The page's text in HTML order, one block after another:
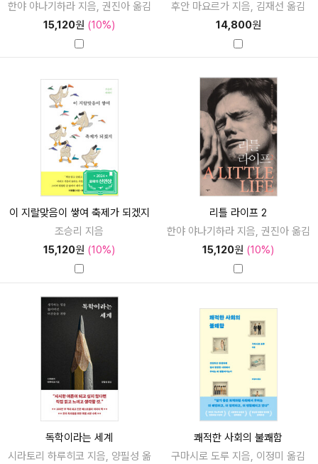
한야 야나기하라 지음, 권진아 옮김
15,120원 (10%)
후안 마요르가 지음, 김재선 옮김
14,800원
이 지랄맞음이 쌓여 축제가 되겠지
조승리 지음
15,120원 (10%)
리틀 라이프 2
한야 야나기하라 지음, 권진아 옮김
15,120원 (10%)
독학이라는 세계
시라토리 하루히코 지음, 양필성 옮
쾌적한 사회의 불쾌함
구마시로 도루 지음, 이정미 옮김